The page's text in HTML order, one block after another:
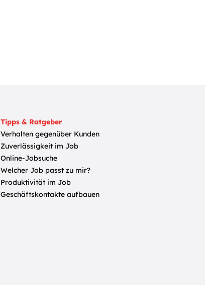
Tipps & Ratgeber
Verhalten gegenüber Kunden
Zuverlässigkeit im Job
Online-Jobsuche
Welcher Job passt zu mir?
Produktivität im Job
Geschäftskontakte aufbauen